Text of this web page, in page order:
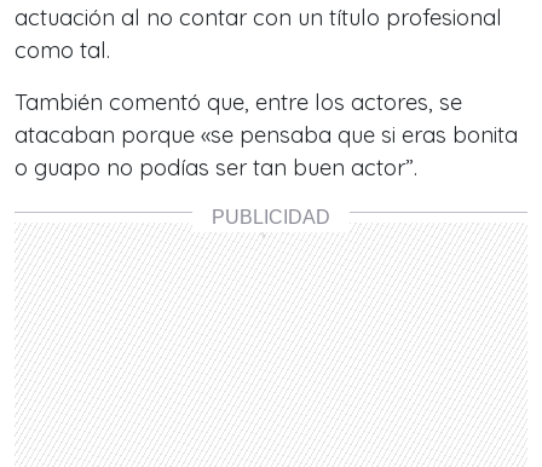
actuación al no contar con un título profesional
como tal.
También comentó que, entre los actores, se
atacaban porque «se pensaba que si eras bonita
o guapo no podías ser tan buen actor”.